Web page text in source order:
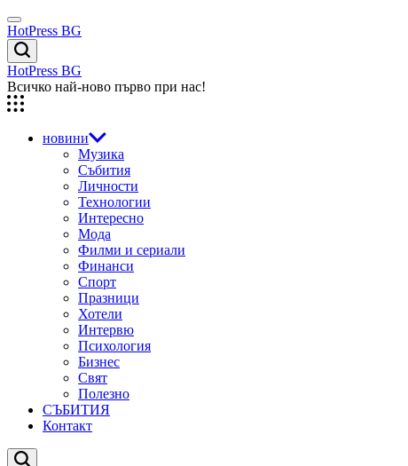
Skip
to
content
Menu
HotPress BG
Търсене
HotPress BG
Всичко най-ново първо при нас!
новини
Музика
Събития
Личности
Технологии
Интересно
Мода
Филми и сериали
Финанси
Спорт
Празници
Хотели
Интервю
Психология
Бизнес
Свят
Полезно
СЪБИТИЯ
Контакт
Търсене